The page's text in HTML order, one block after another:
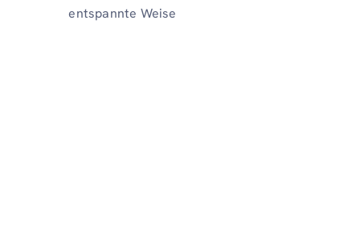
entspannte Weise